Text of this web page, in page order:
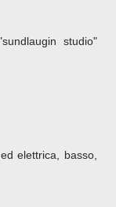
studio"
elettrica, basso,